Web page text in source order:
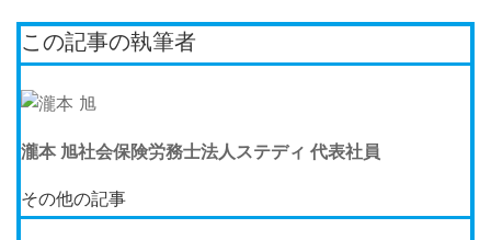
この記事の執筆者
瀧本 旭社会保険労務士法人ステディ 代表社員
その他の記事